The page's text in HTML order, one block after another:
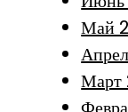
Май
Март